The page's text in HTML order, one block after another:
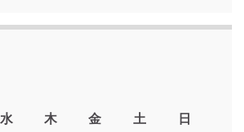
水 木 金 土
日